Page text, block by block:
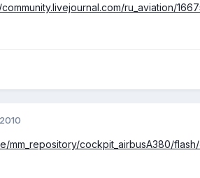
ru_aviation/
mm_repository/cockpit_airbusA380/flash/